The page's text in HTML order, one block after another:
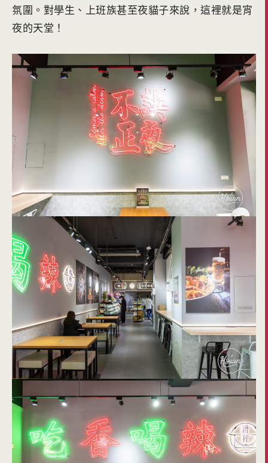
氛圍。對學生、上班族甚至夜貓子來說，這裡就是宵
夜的天堂！